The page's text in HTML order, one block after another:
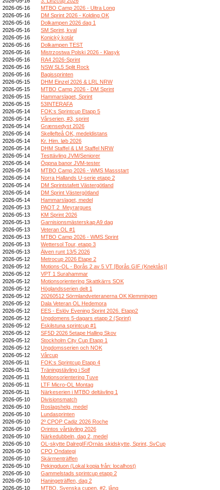
2026-05-16
MTBO Camp 2026 - Ultra Long
2026-05-16
DM Sprint 2026 - Kolding OK
2026-05-16
Dolkampen 2026 dag 1
2026-05-16
SM Sprint, kval
2026-05-16
Konický kotár
2026-05-16
Dolkampen TEST
2026-05-16
Mistrzostwa Polski 2026 - Klasyk
2026-05-16
RA4 2026-Sprint
2026-05-16
NSW SL5 Split Rock
2026-05-16
Bagissprinten
2026-05-15
DHM Einzel 2026 & LRL NRW
2026-05-15
MTBO Camp 2026 - DM Sprint
2026-05-15
Hammarslaget, Sprint
2026-05-15
53INTERAFA
2026-05-14
FOK:s Sprintcup Etapp 5
2026-05-14
Vårserien, #3, sprint
2026-05-14
Grænsedyst 2026
2026-05-14
Skellefteå OK, medeldistans
2026-05-14
Kr. Him. løb 2026
2026-05-14
DHM Staffel & LM Staffel NRW
2026-05-14
Testtävling JVM/Seniorer
2026-05-14
Öppna banor JVM-tester
2026-05-14
MTBO Camp 2026 - WMS Massstart
2026-05-14
Norra Hallands U-serie etapp 2
2026-05-14
DM Sprintstafett Västergötland
2026-05-14
DM Sprint Västergötland
2026-05-14
Hammarslaget, medel
2026-05-13
PAOT 2_Meyrargues
2026-05-13
KM Sprint 2026
2026-05-13
Garnisionsmästerskap A9 dag
2026-05-13
Veteran OL #1
2026-05-13
MTBO Camp 2026 - WMS Sprint
2026-05-13
Wettersol Tour, etapp 3
2026-05-13
Älven runt 13/5 2026
2026-05-12
Metrocup 2026 Etape 2
2026-05-12
Motions-OL - Borås 2 av 5 VT [Borås GIF (Knektås)]
2026-05-12
VPT 1 Surahammar
2026-05-12
Motionsorientering Skattkärrs SOK
2026-05-12
Höglandsserien delt 1
2026-05-12
20260512 Sörmlandveteranerna OK Klemmingen
2026-05-12
Dala Veteran OL Hedemora
2026-05-12
EES - Eslöv Evening Sprint 2026. Etapp2
2026-05-12
Ungdomens 5-dagars etapp 2 (Sprint)
2026-05-12
Eskilstuna sprintcup #1
2026-05-12
SF5D 2026 5etape Halling Skov
2026-05-12
Stockholm City Cup Etapp 1
2026-05-12
Ungdomsserien och NOK
2026-05-12
Vårcup
2026-05-11
FOK:s Sprintcup Etapp 4
2026-05-11
Träningstävling i Solf
2026-05-11
Motionsorientering Tuve
2026-05-11
LTF Micro-OL Montag
2026-05-11
Närkeserien i MTBO deltävling 1
2026-05-10
Divisionsmatch
2026-05-10
Roslagshelg, medel
2026-05-10
Lundasprinten
2026-05-10
2º CPOP Cadiz 2026 Roche
2026-05-10
Orintos vårtävling 2026
2026-05-10
Närkedubbeln, dag 2, medel
2026-05-10
OL-skytte DalregIF/Ornäs skidskytte, Sprint, SvCup
2026-05-10
CPO Ondategi
2026-05-10
Skärmenträffen
2026-05-10
Pekingduon (Lokal kopia från: localhost)
2026-05-10
Gammelstads sprintcup etapp 2
2026-05-10
Haningeträffen, dag 2
2026-05-10
MTBO, Svenska cupen, #2, lång